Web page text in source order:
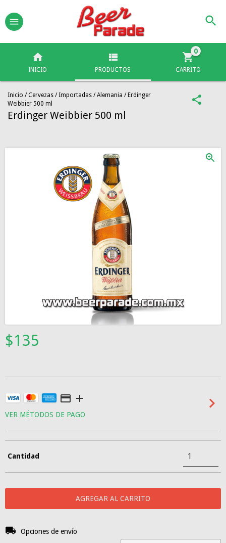
INICIO PRODUCTOS CARRITO
0
Inicio / Cervezas / Importadas / Alemania / Erdinger
Weibbier 500 ml
Erdinger Weibbier 500 ml
$135
VER MÉTODOS DE PAGO
Cantidad
Entregas para el CP:
Opciones de envío